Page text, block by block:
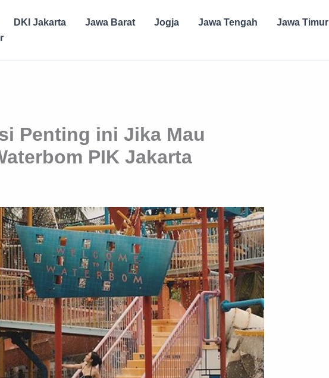
DKI Jakarta Jawa Barat Jogja Jawa Tengah Jawa Timur
Penting ini Jika Mau
PIK Jakarta